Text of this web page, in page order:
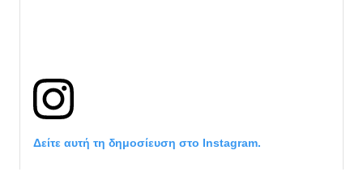
Δείτε αυτή τη δημοσίευση στο Instagram.